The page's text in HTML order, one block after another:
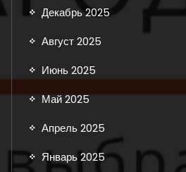
Декабрь 2025
Август 2025
Июнь 2025
Май 2025
Апрель 2025
Январь 2025